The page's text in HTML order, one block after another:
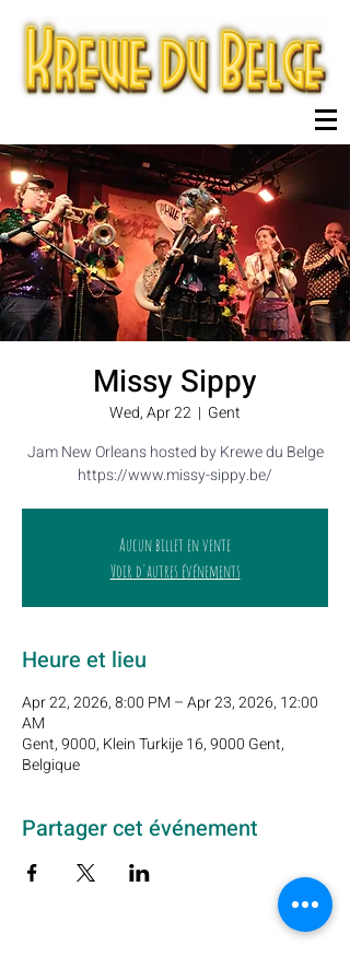
Missy Sippy
Wed, Apr 22
  |
Gent
Jam New Orleans hosted by Krewe du Belge
https://www.missy-sippy.be/
Aucun billet en vente
Voir d'autres événements
Heure et lieu
Apr 22, 2026, 8:00 PM – Apr 23, 2026, 12:00
AM
Gent, 9000, Klein Turkije 16, 9000 Gent,
Belgique
Partager cet événement